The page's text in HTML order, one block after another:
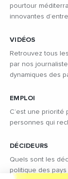
pourtour
innovantes
VIDÉOS
Retrouvez tous
par nos
dynamiques des
EMPLOI
C’est une priorité
personnes qui
DÉCIDEURS
Quels sont les
politique des pays